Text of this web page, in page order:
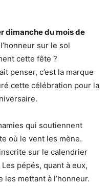
dimanche du mois de
sur le sol
cette fête ?
penser, c’est la marque
cette célébration pour la
qui soutiennent
où le vent les mène.
sur le calendrier
pépés, quant à eux,
mettant à l’honneur.